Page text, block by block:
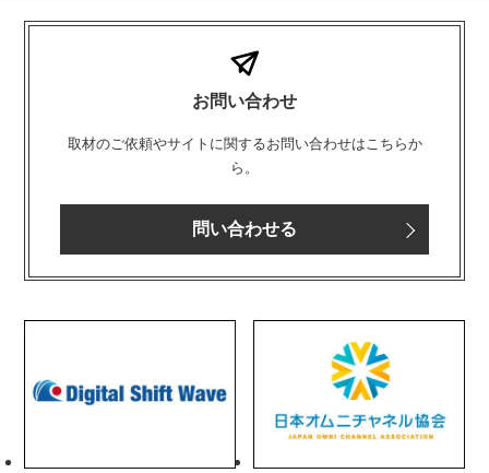
お問い合わせ
取材のご依頼やサイトに関するお問い合わせはこちらか
ら。
問い合わせる